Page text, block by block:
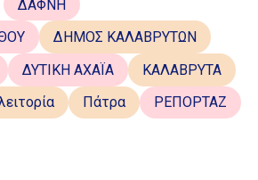
ΔΑΦΝΗ
ΔΗΜΟΣ ΚΑΛΑΒΡΥΤΩΝ
ΔΥΤΙΚΗ ΑΧΑΪΑ
ΚΑΛΑΒΡΥΤΑ
Πάτρα
ΡΕΠΟΡΤΑΖ